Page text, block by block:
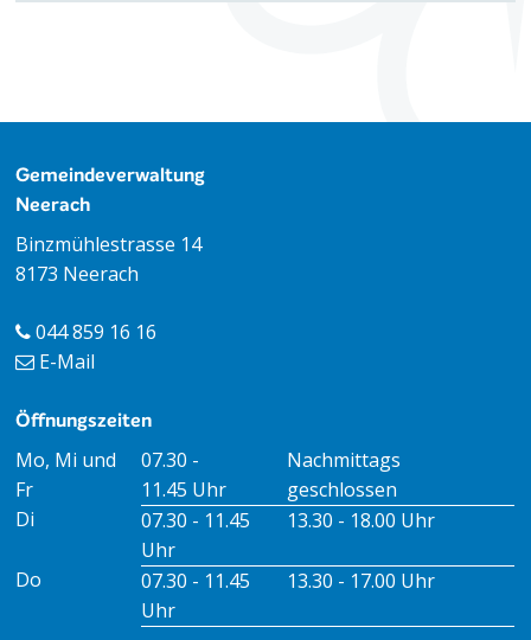
Footer
Gemeindeverwaltung
Neerach
Binzmühlestrasse 14
8173 Neerach
044 859 16 16
E-Mail
Öffnungszeiten
Öffnungszeiten Vormittag Öffnungszeiten
Mo, Mi und
Fr
07.30 -
11.45 Uhr
Nachmittags
geschlossen
Di
07.30 - 11.45
Uhr
13.30 - 18.00 Uhr
Do
07.30 - 11.45
Uhr
13.30 - 17.00 Uhr